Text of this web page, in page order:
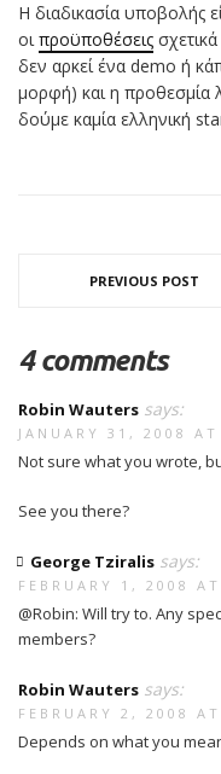
Η διαδικασία υποβολής
οιπροϋποθέσεις
δεν αρκεί ένα demo ή
μορφή) και η προθεσμία
δούμε καμία ελληνική
PREVIOUS POST
4 comments
Robin Wauters says:
JANUARY 31, 2008
Not sure what you wrote,
See you there?
George Tziralis says:
FEBRUARY 1, 2008
@Robin: Will try to. Any
members?
Robin Wauters says:
FEBRUARY 2, 2008
Depends on what you mean